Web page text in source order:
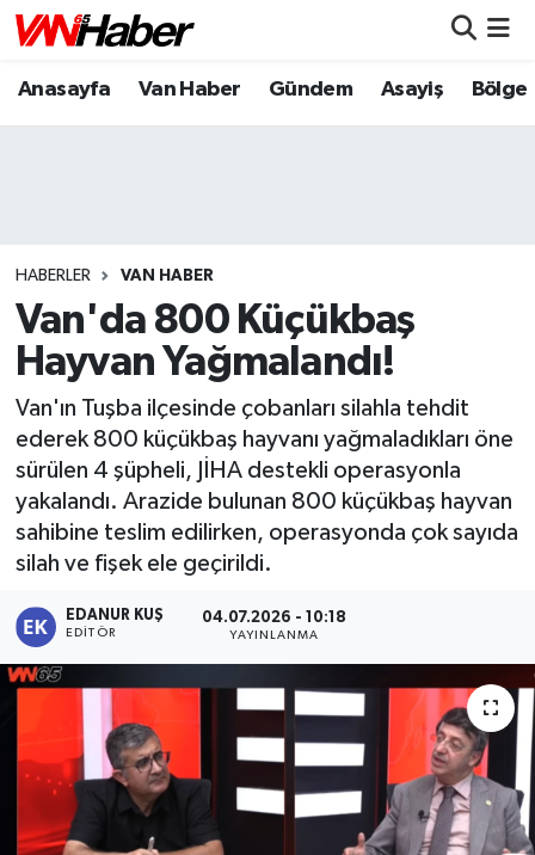
Anasayfa Van Haber Gündem Asayiş Bölge
HABERLER VAN HABER
Van'da 800 Küçükbaş
Hayvan Yağmalandı!
Van'ın Tuşba ilçesinde çobanları silahla tehdit
ederek 800 küçükbaş hayvanı yağmaladıkları öne
sürülen 4 şüpheli, JİHA destekli operasyonla
yakalandı. Arazide bulunan 800 küçükbaş hayvan
sahibine teslim edilirken, operasyonda çok sayıda
silah ve fişek ele geçirildi.
EDANUR KUŞ
EDITÖR
04.07.2026 - 10:18
YAYINLANMA
Nöbetçi Eczaneler
Puan Durumu ve Fikstür
Tüm Manşetler
Son Dakika Haberleri
Haber Arşivi